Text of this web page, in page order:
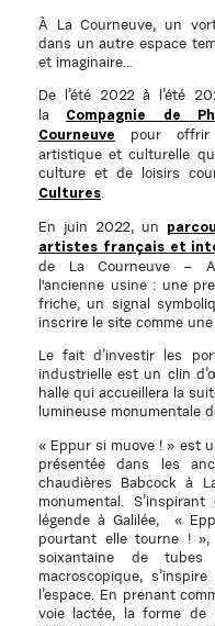
À La Courneuve, un
dans un autre espace
et imaginaire...
De l’été 2022 à l’été
la
Compagnie de
Courneuve
pour offrir
artistique et culturelle
culture et de loisirs
Cultures
En juin 2022, un
artistes français et
de La Courneuve –
l'ancienne usine : une
friche, un signal
inscrire le site comme
Le fait d’investir les
industrielle est un clin
halle qui accueillera la
lumineuse monumentale
« Eppur si muove ! » est
présentée dans les
chaudières Babcock à
monumental.
légende à Galilée, «
pourtant elle tourne ! »,
soixantaine de tubes
macroscopique,
l’espace. En prenant
voie lactée, la forme de